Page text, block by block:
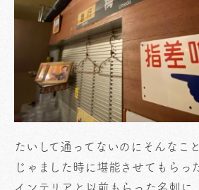
たいして通ってないのにそんなこ
じゃました時に堪能させてもらっ